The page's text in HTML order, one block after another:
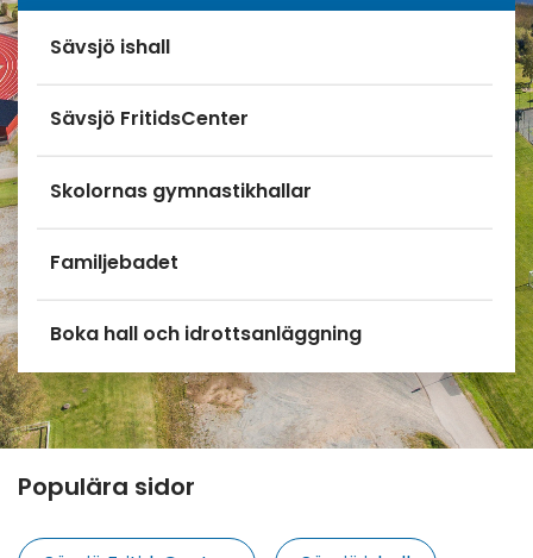
Undersidor meny
Sävsjö ishall
Sävsjö FritidsCenter
Skolornas gymnastikhallar
Familjebadet
Boka hall och idrottsanläggning
Populära sidor